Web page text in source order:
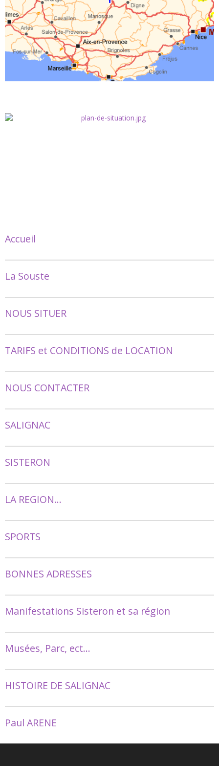
Accueil
La Souste
NOUS SITUER
TARIFS et CONDITIONS de LOCATION
NOUS CONTACTER
SALIGNAC
SISTERON
LA REGION...
SPORTS
BONNES ADRESSES
Manifestations Sisteron et sa région
Musées, Parc, ect...
HISTOIRE DE SALIGNAC
Paul ARENE